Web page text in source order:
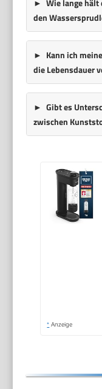
den
Kann ich
die Lebensdauer
Gibt es
zwischen
* Anzeige